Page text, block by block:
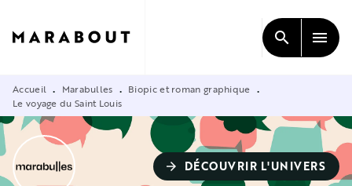
CONTENU
search menu
Accueil • Marabulles • Biopic et roman graphique •
Le voyage du Saint Louis
arrow_forward DÉCOUVRIR L'UNIVERS